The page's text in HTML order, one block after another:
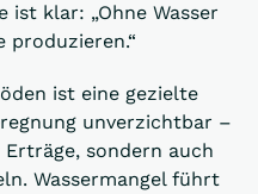
klar: „Ohne Wasser
produzieren.“
ist eine gezielte
unverzichtbar –
sondern auch
Wassermangel führt